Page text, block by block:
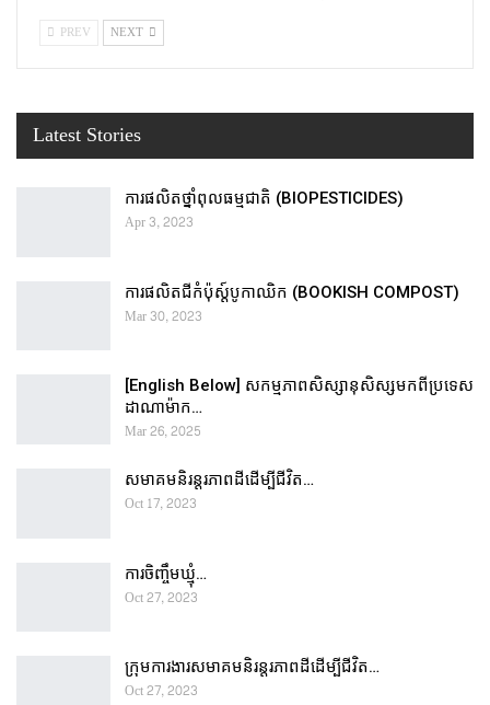
PREV NEXT
Latest Stories
ការផលិតថ្នាំពុលធម្មជាតិ (BIOPESTICIDES)
Apr 3, 2023
ការផលិតជីកំប៉ុស្ដ៍បូកាឈិក (BOOKISH COMPOST)
Mar 30, 2023
[English Below] សកម្មភាពសិស្សានុសិស្សមកពីប្រទេស
ដាណាម៉ាក…
Mar 26, 2025
សមាគមនិរន្តរភាពដីដើម្បីជីវិត…
Oct 17, 2023
ការចិញ្ចឹមឃ្មុំ…
Oct 27, 2023
ក្រុមការងារសមាគមនិរន្តរភាពដីដើម្បីជីវិត…
Oct 27, 2023